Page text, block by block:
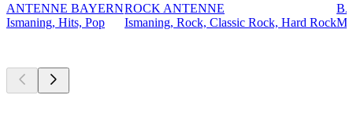
ANTENNE BAYERN
Ismaning, Hits, Pop
ROCK ANTENNE
Ismaning, Rock, Classic Rock, Hard Rock